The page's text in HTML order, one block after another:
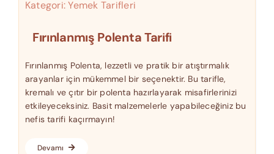
Kategori:Yemek Tarifleri
Fırınlanmış Polenta Tarifi
Fırınlanmış Polenta, lezzetli ve pratik bir atıştırmalık
arayanlar için mükemmel bir seçenektir. Bu tarifle,
kremalı ve çıtır bir polenta hazırlayarak misafirlerinizi
etkileyeceksiniz. Basit malzemelerle yapabileceğiniz bu
nefis tarifi kaçırmayın!
Devamı